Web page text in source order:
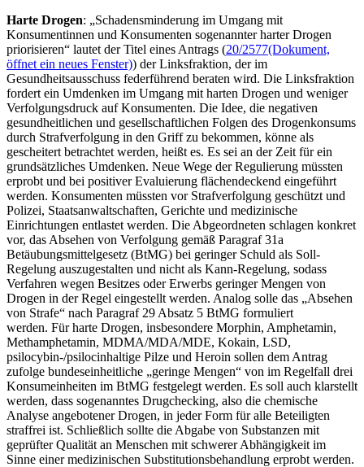
Harte Drogen: „Schadensminderung im Umgang mit
Konsumentinnen und Konsumenten sogenannter harter Drogen
priorisieren“ lautet der Titel eines Antrags (20/2577(Dokument,
öffnet ein neues Fenster)) der Linksfraktion, der im
Gesundheitsausschuss federführend beraten wird. Die Linksfraktion
fordert ein Umdenken im Umgang mit harten Drogen und weniger
Verfolgungsdruck auf Konsumenten. Die Idee, die negativen
gesundheitlichen und gesellschaftlichen Folgen des Drogenkonsums
durch Strafverfolgung in den Griff zu bekommen, könne als
gescheitert betrachtet werden, heißt es. Es sei an der Zeit für ein
grundsätzliches Umdenken. Neue Wege der Regulierung müssten
erprobt und bei positiver Evaluierung flächendeckend eingeführt
werden. Konsumenten müssten vor Strafverfolgung geschützt und
Polizei, Staatsanwaltschaften, Gerichte und medizinische
Einrichtungen entlastet werden. Die Abgeordneten schlagen konkret
vor, das Absehen von Verfolgung gemäß Paragraf 31a
Betäubungsmittelgesetz (BtMG) bei geringer Schuld als Soll-
Regelung auszugestalten und nicht als Kann-Regelung, sodass
Verfahren wegen Besitzes oder Erwerbs geringer Mengen von
Drogen in der Regel eingestellt werden. Analog solle das „Absehen
von Strafe“ nach Paragraf 29 Absatz 5 BtMG formuliert
werden. Für harte Drogen, insbesondere Morphin, Amphetamin,
Methamphetamin, MDMA/MDA/MDE, Kokain, LSD,
psilocybin-/psilocinhaltige Pilze und Heroin sollen dem Antrag
zufolge bundeseinheitliche „geringe Mengen“ von im Regelfall drei
Konsumeinheiten im BtMG festgelegt werden. Es soll auch klarstellt
werden, dass sogenanntes Drugchecking, also die chemische
Analyse angebotener Drogen, in jeder Form für alle Beteiligten
straffrei ist. Schließlich sollte die Abgabe von Substanzen mit
geprüfter Qualität an Menschen mit schwerer Abhängigkeit im
Sinne einer medizinischen Substitutionsbehandlung erprobt werden.